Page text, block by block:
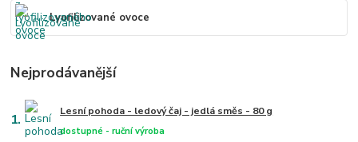
Lyofilizované ovoce
Nejprodávanější
1. Lesní pohoda - ledový čaj - jedlá směs - 80 g
dostupné - ruční výroba